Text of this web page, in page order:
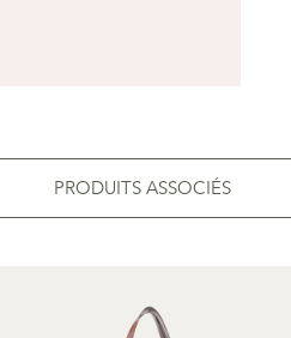
PRODUITS ASSOCIÉS